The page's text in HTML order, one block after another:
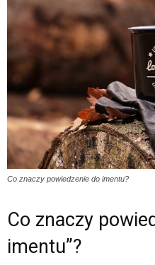
Co znaczy powiedzenie do imentu?
Co znaczy
imentu”?